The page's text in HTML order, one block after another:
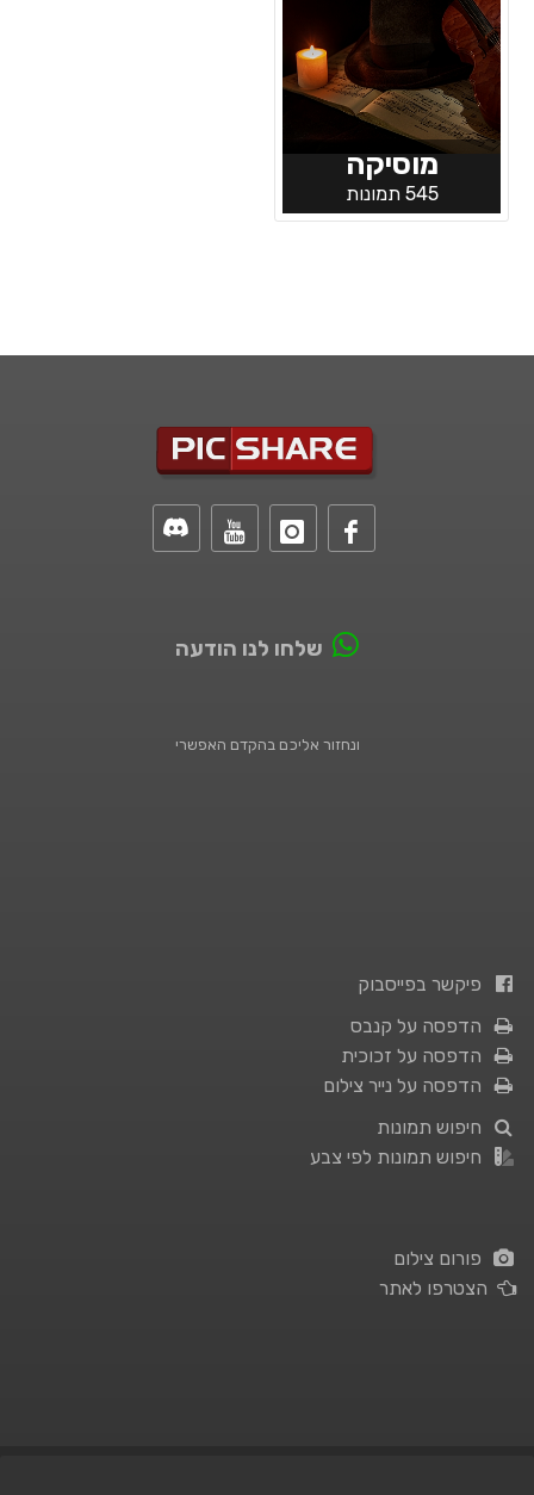
מוסיקה
545 תמונות
שלחו לנו הודעה
ונחזור אליכם בהקדם האפשרי
פיקשר בפייסבוק
הדפסה על קנבס
הדפסה על זכוכית
הדפסה על נייר צילום
חיפוש תמונות
חיפוש תמונות לפי צבע
פורום צילום
הצטרפו לאתר